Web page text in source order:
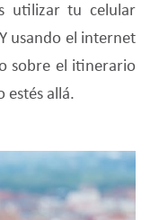
utilizar tu celular
usando el internet
sobre el itinerario
estés allá.